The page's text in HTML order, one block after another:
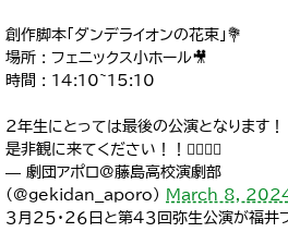
創作脚本「ダンデライオンの花束」💐
場所 : フェニックス小ホール🎥
時間 : 14:10~15:10
2年生にとっては最後の公演となります！
是非観に来てください！！🙇‍♀️🙇‍♀️
— 劇団アポロ@藤島高校演劇部
(@gekidan__aporo)
March 8,
３月２５・２６日と第４３回弥生公演が福井